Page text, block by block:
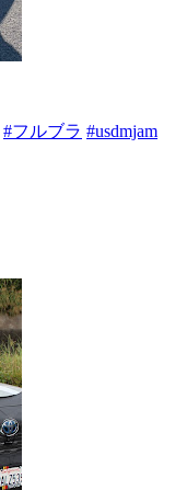
#フルブラ #usdmjam